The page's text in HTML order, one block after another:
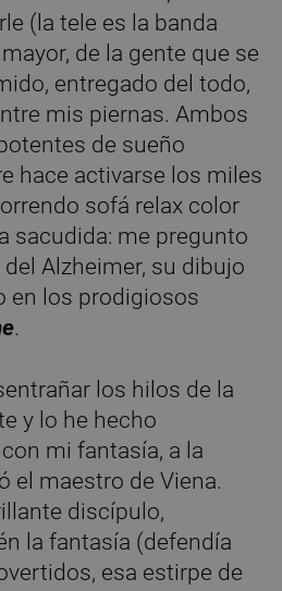
(la tele es la banda
de la gente que se
entregado del todo,
mis piernas. Ambos
de sueño
hace activarse los miles
sofá relax color
sacudida: me pregunto
Alzheimer, su dibujo
en los prodigiosos
.
los hilos de la
y lo he hecho
mi fantasía, a la
el maestro de Viena.
discípulo,
la fantasía (defendía
esa estirpe de